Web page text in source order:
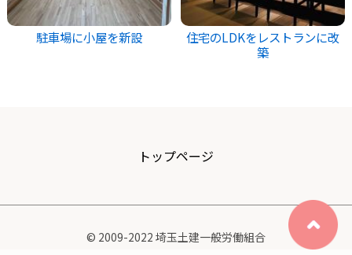
駐車場に小屋を新設
住宅のLDKをレストランに改
築
トップページ
© 2009-2022 埼玉土建一般労働組合